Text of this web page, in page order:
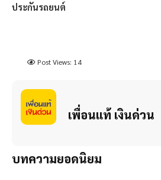
ประกันรถยนต์
Post Views: 14
เพื่อนแท้ เงินด่วน
บทความยอดนิยม